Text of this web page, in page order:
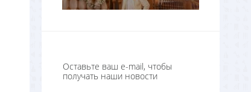
Оставьте ваш e-mail, чтобы
получать наши новости